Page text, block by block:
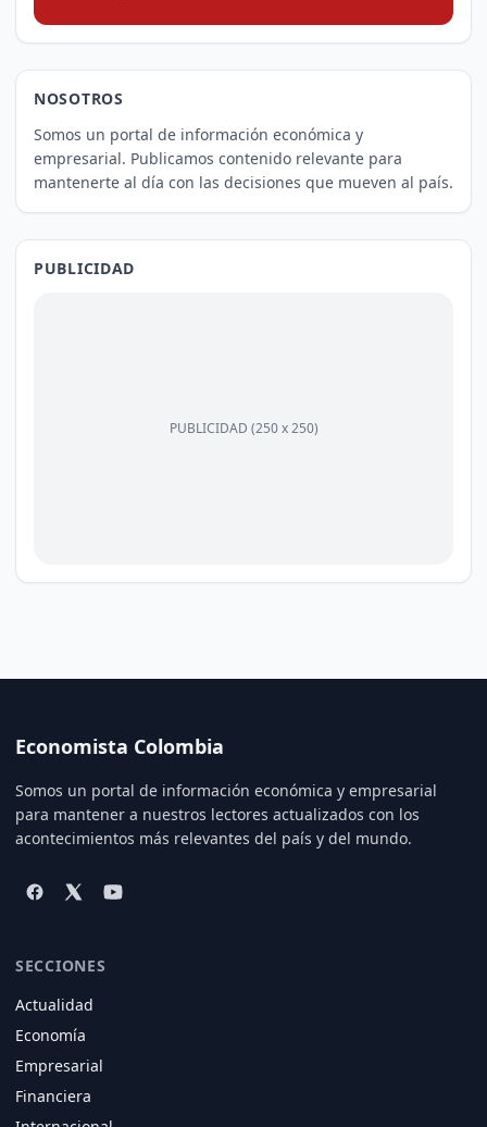
NOSOTROS
Somos un portal de información económica y
empresarial. Publicamos contenido relevante para
mantenerte al día con las decisiones que mueven al país.
PUBLICIDAD
PUBLICIDAD (250 x 250)
Economista Colombia
Somos un portal de información económica y empresarial
para mantener a nuestros lectores actualizados con los
acontecimientos más relevantes del país y del mundo.
SECCIONES
Actualidad
Economía
Empresarial
Financiera